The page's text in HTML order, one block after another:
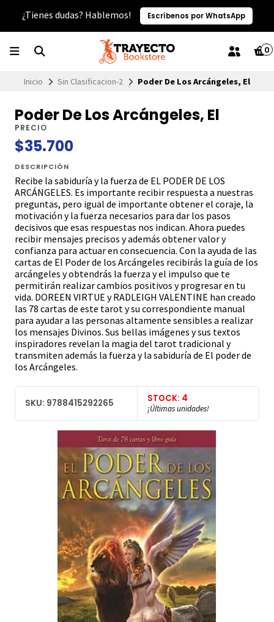
¿Tienes dudas? Hablemos! Escríbenos por WhatsApp
0
Inicio Sin Clasificacion-2 Poder De Los Arcángeles, El
Poder De Los Arcángeles, El
PRECIO
$35.700
DESCRIPCIÓN
Recibe la sabiduría y la fuerza de EL PODER DE LOS
ARCÁNGELES. Es importante recibir respuesta a nuestras
preguntas, pero igual de importante obtener el coraje, la
motivación y la fuerza necesarios para dar los pasos
decisivos que esas respuestas nos indican. Ahora puedes
recibir mensajes precisos y además obtener valor y
confianza para actuar en consecuencia. Con la ayuda de las
cartas de El Poder de los Arcángeles recibirás la guía de los
arcángeles y obtendrás la fuerza y el impulso que te
permitirán realizar cambios positivos y progresar en tu
vida. DOREEN VIRTUE y RADLEIGH VALENTINE han creado
las 78 cartas de este tarot y su correspondiente manual
para ayudar a las personas altamente sensibles a realizar
los mensajes Divinos. Sus bellas imágenes y sus textos
inspiradores revelan la magia del tarot tradicional y
transmiten además la fuerza y la sabiduría de El poder de
los Arcángeles.
SKU: 9788415292265 STOCK: 4
¡Últimas unidades!